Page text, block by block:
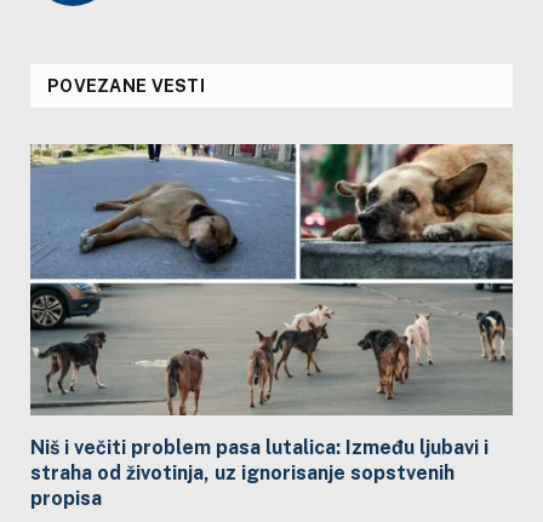
POVEZANE VESTI
Niš i večiti problem pasa lutalica: Između ljubavi i
straha od životinja, uz ignorisanje sopstvenih
propisa